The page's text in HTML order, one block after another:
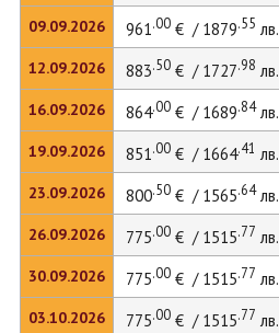
09.09.2026
12.09.2026
16.09.2026
19.09.2026
23.09.2026
26.09.2026
30.09.2026
03.10.2026
961.00€ / 1879.55 лв.
883.50€ / 1727.98 лв.
864.00€ / 1689.84лв.
851.00€ / 1664.41 лв.
800.50€ / 1565.64лв.
775.00€ / 1515.77 лв.
775.00€ / 1515.77 лв.
775.00€ / 1515.77 лв.